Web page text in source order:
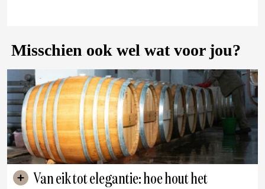
Misschien ook wel wat voor jou?